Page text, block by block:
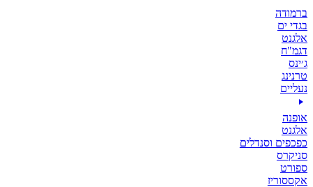
ברמודה
בגדי ים
אלגנט
דגמ"ח
ג׳ינס
טרנינג
נעליים
אופנה
אלגנט
כפכפים וסנדלים
סניקרס
ספורט
אקססוריז